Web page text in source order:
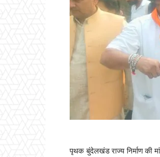
पृथक बुंदेलखंड राज्य निर्माण की